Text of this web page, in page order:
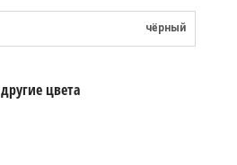
чёрный
другие цвета